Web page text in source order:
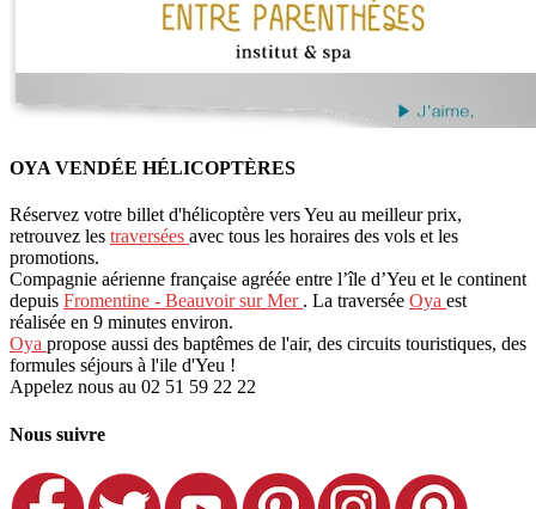
OYA VENDÉE HÉLICOPTÈRES
Réservez votre billet d'hélicoptère vers Yeu au meilleur prix,
retrouvez les traversées avec tous les horaires des vols et les
promotions.
Compagnie aérienne française agréée entre l’île d’Yeu et le continent
depuis Fromentine - Beauvoir sur Mer . La traversée Oya est
réalisée en 9 minutes environ.
Oya propose aussi des baptêmes de l'air, des circuits touristiques, des
formules séjours à l'ile d'Yeu !
Appelez nous au 02 51 59 22 22
Nous suivre